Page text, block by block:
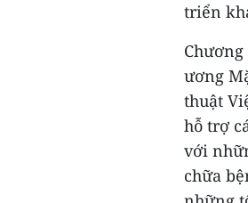
triển
ương
thuật
hỗ trợ
với
chữa